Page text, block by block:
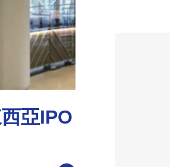
亞IPO